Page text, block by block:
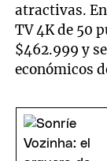
atractivas.
TV 4K de 50
$462.999 y
económicos